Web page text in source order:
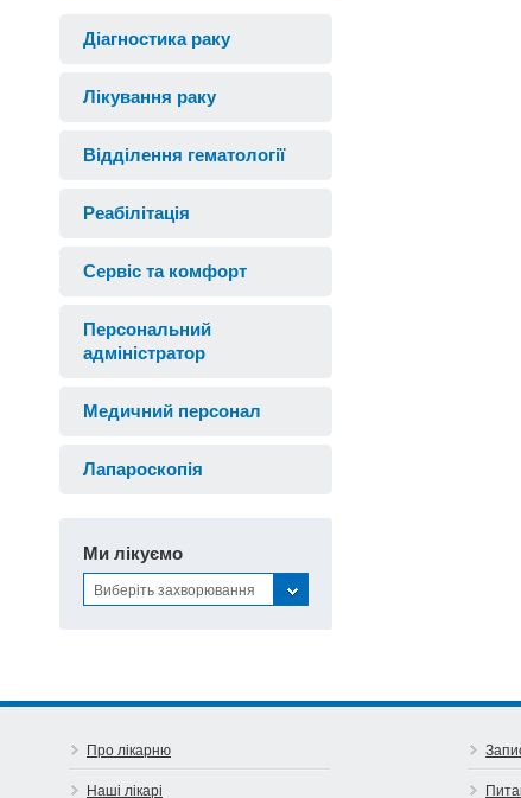
Діагностика раку
Лікування раку
Відділення гематології
Реабілітація
Сервіс та комфорт
Персональний
адміністратор
Медичний персонал
Лапароскопія
Ми лікуємо
Виберіть захворювання
Про лікарню
Наші лікарі